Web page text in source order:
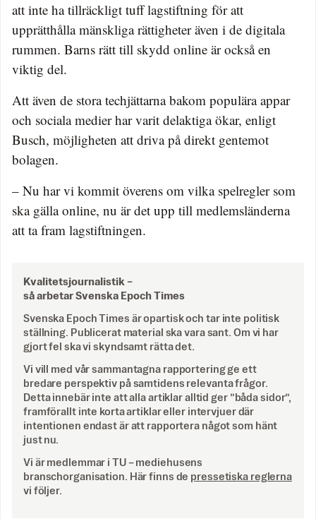
att inte ha tillräckligt tuff lagstiftning för att
upprätthålla mänskliga rättigheter även i de digitala
rummen. Barns rätt till skydd online är också en
viktig del.
Att även de stora techjättarna bakom populära appar
och sociala medier har varit delaktiga ökar, enligt
Busch, möjligheten att driva på direkt gentemot
bolagen.
– Nu har vi kommit överens om vilka spelregler som
ska gälla online, nu är det upp till medlemsländerna
att ta fram lagstiftningen.
Kvalitetsjournalistik –
så arbetar Svenska Epoch Times
Svenska Epoch Times är opartisk och tar inte politisk
ställning. Publicerat material ska vara sant. Om vi har
gjort fel ska vi skyndsamt rätta det.
Vi vill med vår sammantagna rapportering ge ett
bredare perspektiv på samtidens relevanta frågor.
Detta innebär inte att alla artiklar alltid ger ”båda sidor”,
framförallt inte korta artiklar eller intervjuer där
intentionen endast är att rapportera något som hänt
just nu.
Vi är medlemmar i TU – mediehusens
branschorganisation. Här finns de pressetiska reglerna
vi följer.